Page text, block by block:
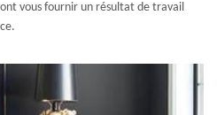
vous fournir un résultat de travail